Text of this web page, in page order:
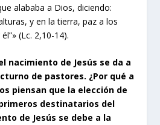
alababa a Dios, diciendo:
y en la tierra, paz a los
(Lc. 2,10-14).
nacimiento de Jesús se da a
de pastores. ¿Por qué a
piensan que la elección de
destinatarios del
de Jesús se debe a la